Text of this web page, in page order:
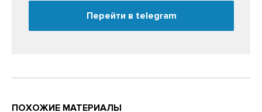
Перейти в telegram
ПОХОЖИЕ МАТЕРИАЛЫ